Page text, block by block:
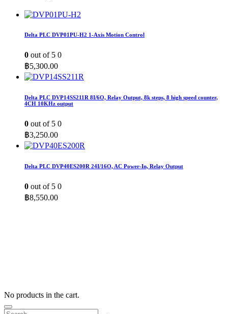
quantity
Delta PLC DVP01PU-H2 1-Axis Motion Control
0 out of 5 0
฿5,300.00
Delta PLC DVP14SS211R 8I/6O, Relay Output, 8k steps, 8 high speed counter,
4CH 10KHz output
0 out of 5 0
฿3,250.00
Delta PLC DVP40ES200R 24I/16O, AC Power-In, Relay Output
0 out of 5 0
฿8,550.00
No products in the cart.